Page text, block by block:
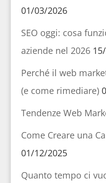
01/03/2026
SEO oggi: cosa
aziende nel 2026
Perché il web
(e come rimediare)
Tendenze Web
Come Creare una
01/12/2025
Quanto tempo ci